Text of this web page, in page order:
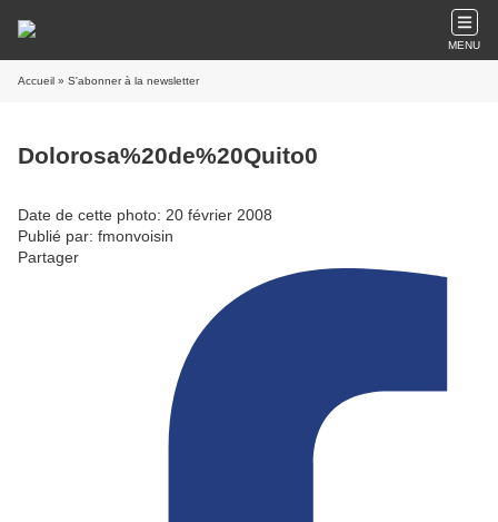
MENU
Accueil » S'abonner à la newsletter
Dolorosa%20de%20Quito0
Date de cette photo: 20 février 2008
Publié par: fmonvoisin
Partager